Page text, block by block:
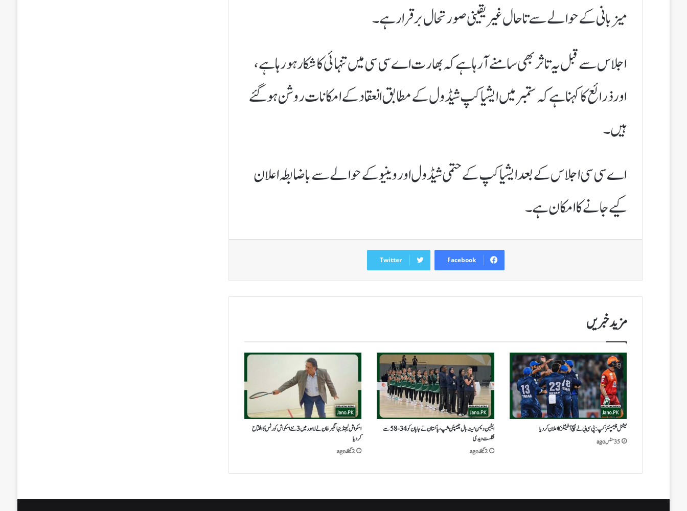
میزبانی کے حوالے سے تاحال غیر یقینی صورتحال برقرار ہے۔
اجلاس سے قبل یہ تاثر بھی سامنے آ رہا ہے کہ بھارت اے سی سی میں تنہائی کا شکار ہو رہا ہے،
اور ذرائع کا کہنا ہے کہ ستمبر میں ایشیا کپ شیڈول کے مطابق انعقاد کے امکانات روشن ہو گئے
ہیں۔
اے سی سی اجلاس کے بعد ایشیا کپ کے حتمی شیڈول اور وینیو کے حوالے سے باضابطہ اعلان
کیے جانے کا امکان ہے۔
Facebook
Twitter
مزید خبریں
نیشنل چیمپئنز کپ: پی سی بی نے میچ آفیشلز کا اعلان کر دیا
35 منٹس ago
ایشین ویمن نیٹ بال چیمپئن شپ،پاکستان نے جاپان کو 34-58 سے
شکست دیدی
2 گھنٹے ago
اسکواش لیجنڈ جہانگیر خان نے لاہور میں 3 نئے اسکواش کورٹس کا افتتاح
کردیا
2 گھنٹے ago